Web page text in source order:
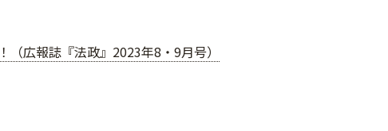
（広報誌『法政』2023年8・9月号）